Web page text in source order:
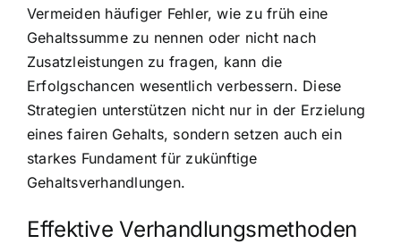
Vermeiden häufiger Fehler, wie zu früh eine
Gehaltssumme zu nennen oder nicht nach
Zusatzleistungen zu fragen, kann die
Erfolgschancen wesentlich verbessern. Diese
Strategien unterstützen nicht nur in der Erzielung
eines fairen Gehalts, sondern setzen auch ein
starkes Fundament für zukünftige
Gehaltsverhandlungen.
Effektive Verhandlungsmethoden